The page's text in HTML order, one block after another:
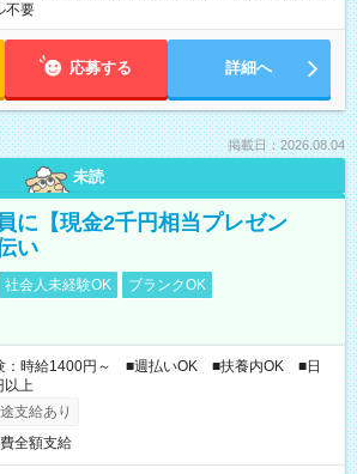
不要
応募する 詳細へ
掲載日：2026.08.04
未読
に【現金2千円相当プレゼン
い
社会人未経験OK
ブランクOK
：時給1400円～ ■週払いOK ■扶養内OK ■日
以上
支給あり
全額支給